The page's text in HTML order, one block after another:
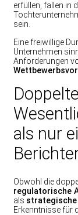
erfüllen, fallen in
sein.
Eine freiwillige
Unternehmen
Anforderungen
Doppelte
als nur
Obwohl die
regulatorische
als strategische
Erkenntnisse für